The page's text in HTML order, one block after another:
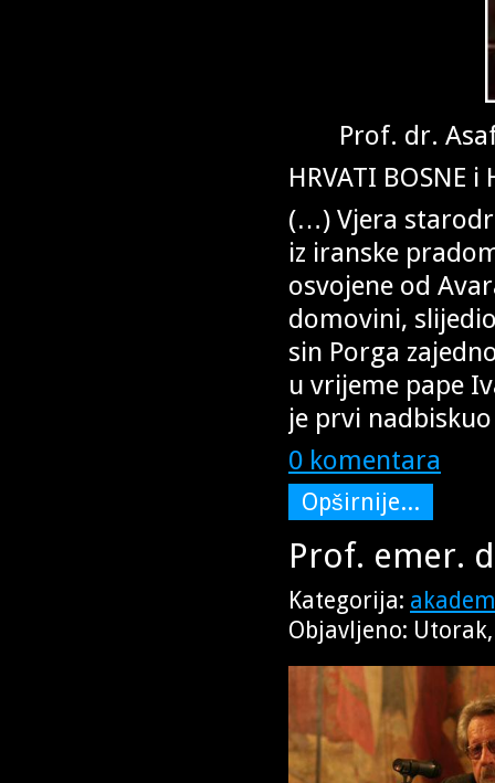
Prof. dr.
HRVATI BOSNE i
(…) Vjera
iz iranske
osvojene od
domovini,
sin Porga
u vrijeme pape
je prvi
0 komentara
Opširnije...
Prof. emer.
Kategorija:
Objavljeno: